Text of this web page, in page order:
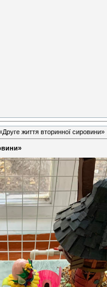
життя вторинної сировини»